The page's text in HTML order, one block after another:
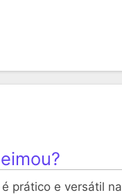
prático e versátil na